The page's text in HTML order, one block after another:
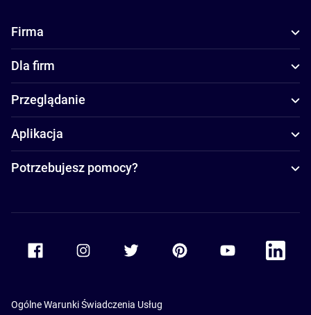
Firma
Dla firm
Przeglądanie
Aplikacja
Potrzebujesz pomocy?
Accor Facebook Accor TwitterAccor PinterestAccor Youtube
Accor
Ogólne Warunki Świadczenia Usług